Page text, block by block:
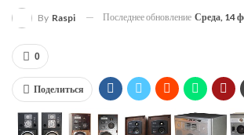
By Raspi Последнее обновление Среда, 14
0
Поделиться